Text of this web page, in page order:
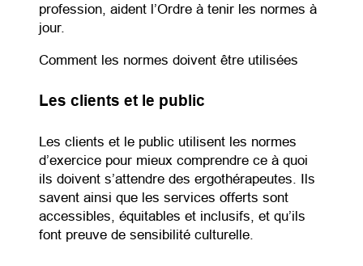
profession, aident l’Ordre à tenir les normes à
jour.
Comment les normes doivent être utilisées
Les clients et le public
Les clients et le public utilisent les normes
d’exercice pour mieux comprendre ce à quoi
ils doivent s’attendre des ergothérapeutes. Ils
savent ainsi que les services offerts sont
accessibles, équitables et inclusifs, et qu’ils
font preuve de sensibilité culturelle.